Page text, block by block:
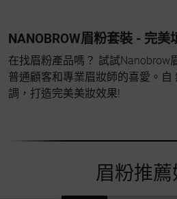
NANOBROW眉粉套裝 - 完美
在找眉粉產品嗎？ 試試Nanobrow
普通顧客和專業眉妝師的喜愛。自
調，打造完美美妝效果!
眉粉推薦